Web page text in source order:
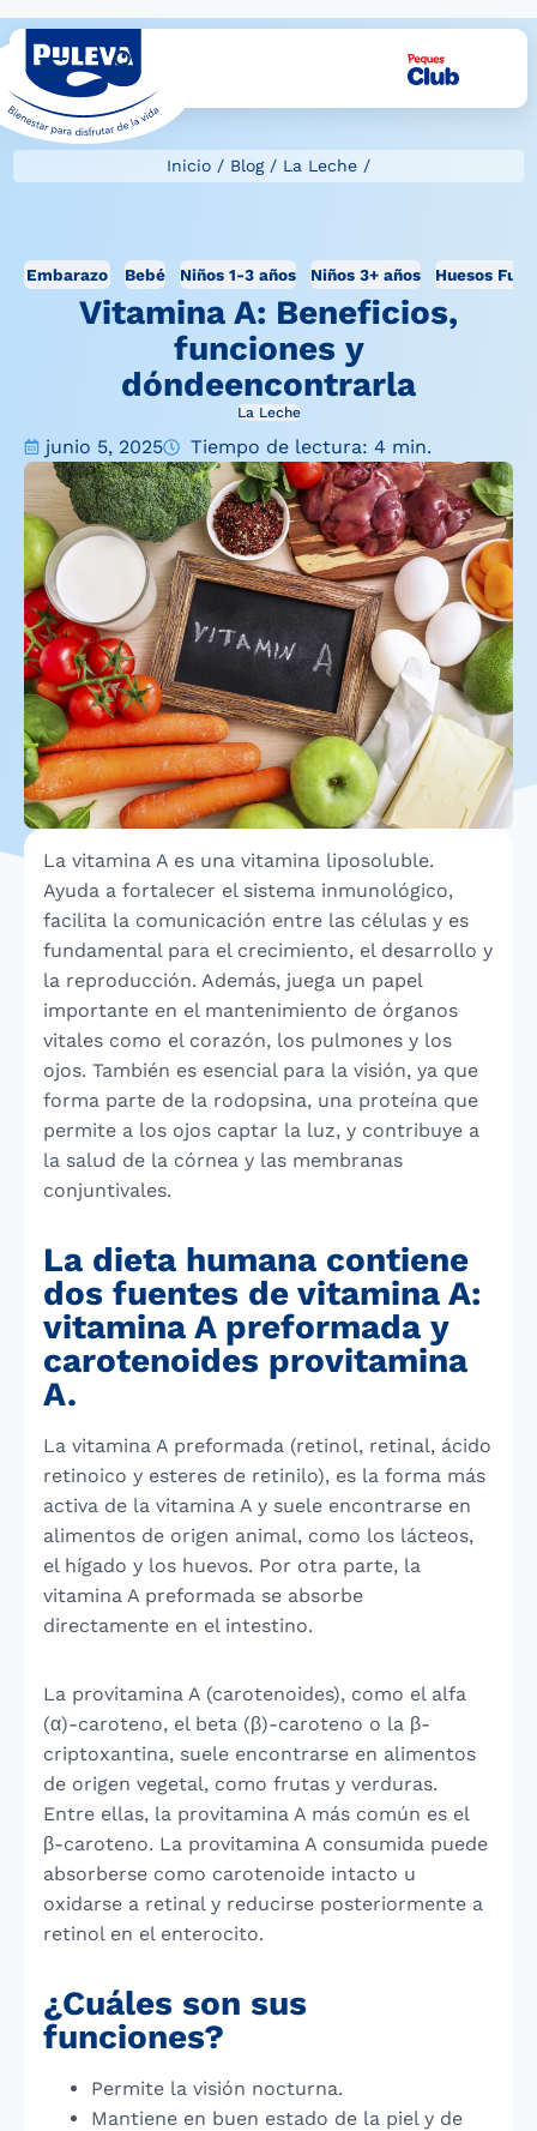
Inicio / Blog/ La Leche /
Embarazo Bebé Niños 1-3 años Niños 3+ años Huesos
Vitamina A: Beneficios,
funciones y
dóndeencontrarla
La Leche
junio 5, 2025 Tiempo de lectura: 4 min.
La vitamina A es una vitamina liposoluble.
Ayuda a fortalecer el sistema inmunológico,
facilita la comunicación entre las células y es
fundamental para el crecimiento, el desarrollo y
la reproducción. Además, juega un papel
importante en el mantenimiento de órganos
vitales como el corazón, los pulmones y los
ojos. También es esencial para la visión, ya que
forma parte de la rodopsina, una proteína que
permite a los ojos captar la luz, y contribuye a
la salud de la córnea y las membranas
conjuntivales.
La dieta humana contiene
dos fuentes de vitamina A:
vitamina A preformada y
carotenoides provitamina
A.
La vitamina A preformada (retinol, retinal, ácido
retinoico y esteres de retinilo), es la forma más
activa de la vitamina A y suele encontrarse en
alimentos de origen animal, como los lácteos,
el hígado y los huevos. Por otra parte, la
vitamina A preformada se absorbe
directamente en el intestino.
La provitamina A (carotenoides), como el alfa
(α)-caroteno, el beta (β)-caroteno o la β-
criptoxantina, suele encontrarse en alimentos
de origen vegetal, como frutas y verduras.
Entre ellas, la provitamina A más común es el
β-caroteno. La provitamina A consumida puede
absorberse como carotenoide intacto u
oxidarse a retinal y reducirse posteriormente a
retinol en el enterocito.
¿Cuáles son sus
funciones?
Permite la visión nocturna.
Mantiene en buen estado de la piel y de